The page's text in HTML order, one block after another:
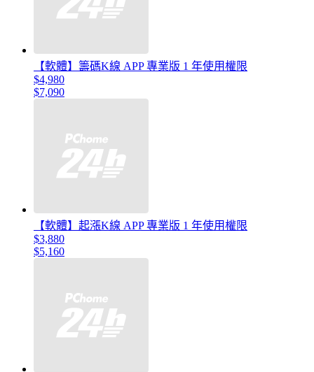
【軟體】籌碼K線 APP 專業版 1 年使用權限
$4,980
$7,090
【軟體】起漲K線 APP 專業版 1 年使用權限
$3,880
$5,160